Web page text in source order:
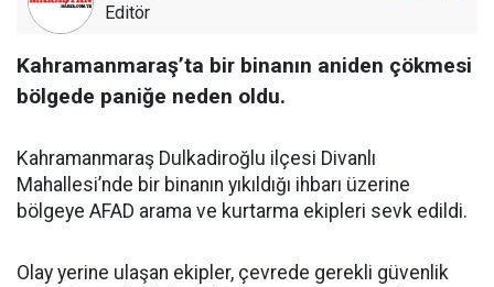
Editör
Kahramanmaraş’ta bir binanın aniden çökmesi
bölgede paniğe neden oldu.
Kahramanmaraş Dulkadiroğlu ilçesi Divanlı
Mahallesi’nde bir binanın yıkıldığı ihbarı üzerine
bölgeye AFAD arama ve kurtarma ekipleri sevk edildi.
Olay yerine ulaşan ekipler, çevrede gerekli güvenlik